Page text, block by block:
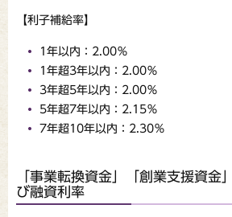
【利子補給率】
1年以内：2.00％
1年超3年以内：2.00％
3年超5年以内：2.00％
5年超7年以内：2.15％
7年超10年以内：2.30％
「事業転換資金」「創業支援資金
び融資利率